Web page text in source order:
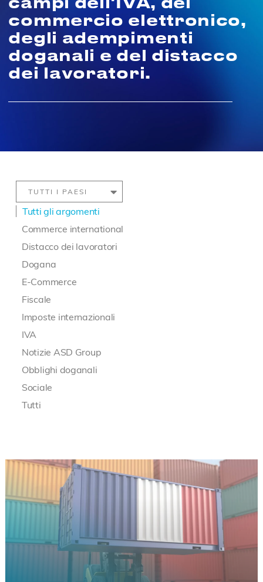
commercio elettronico,
degli adempimenti
doganali e del distacco
dei lavoratori.
Tutti gli argomenti
Commerce international
Distacco dei lavoratori
Dogana
E-Commerce
Fiscale
Imposte internazionali
IVA
Notizie ASD Group
Obblighi doganali
Sociale
Tutti